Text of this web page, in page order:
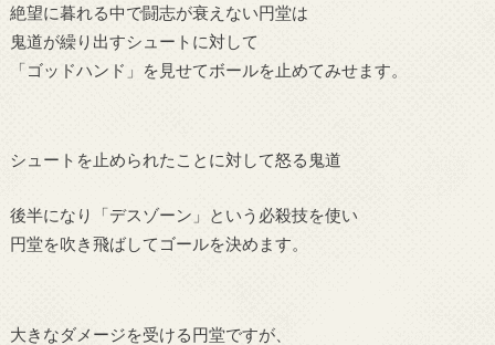
絶望に暮れる中で闘志が衰えない円堂は
鬼道が繰り出すシュートに対して
「ゴッドハンド」を見せてボールを止めてみせます。
シュートを止められたことに対して怒る鬼道
後半になり「デスゾーン」という必殺技を使い
円堂を吹き飛ばしてゴールを決めます。
大きなダメージを受ける円堂ですが、